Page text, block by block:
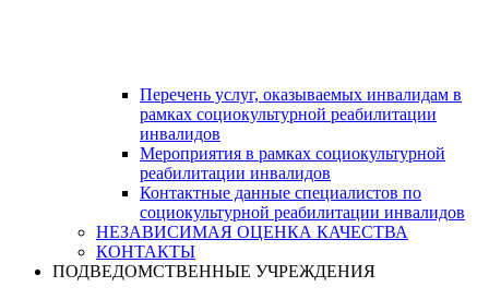
Перечень услуг, оказываемых инвалидам в
рамках социокультурной реабилитации
инвалидов
Мероприятия в рамках социокультурной
реабилитации инвалидов
Контактные данные специалистов по
социокультурной реабилитации инвалидов
НЕЗАВИСИМАЯ ОЦЕНКА КАЧЕСТВА
КОНТАКТЫ
ПОДВЕДОМСТВЕННЫЕ УЧРЕЖДЕНИЯ